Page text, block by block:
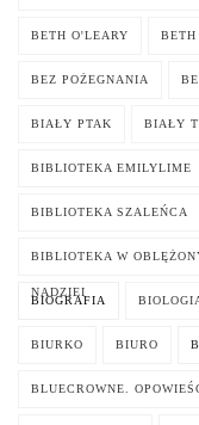
BETH O'LEARY BETH
BEZ POŻEGNANIA
BIAŁY PTAK BIAŁY
BIBLIOTEKA EMILYLIME
BIBLIOTEKA SZALEŃCA
BIBLIOTEKA W
NADZIEI
BIOGRAFIA
BIURKO BIURO
BLUECROWNE.